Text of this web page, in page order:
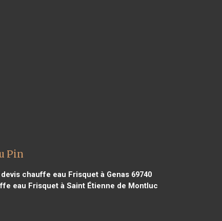
Pin
devis chauffe eau Frisquet à Genas 69740
eau Frisquet à Saint Étienne de Montluc